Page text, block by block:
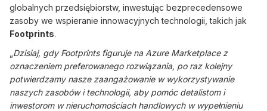
globalnych przedsiębiorstw, inwestując bezprecedensowe
zasoby we wspieranie innowacyjnych technologii, takich jak
Footprints.
Dzisiaj, gdy Footprints figuruje na Azure Marketplace z
oznaczeniem preferowanego rozwiązania, po raz kolejny
potwierdzamy nasze zaangażowanie w wykorzystywanie
naszych zasobów i technologii, aby pomóc detalistom i
inwestorom w nieruchomościach handlowych w wypełnieniu